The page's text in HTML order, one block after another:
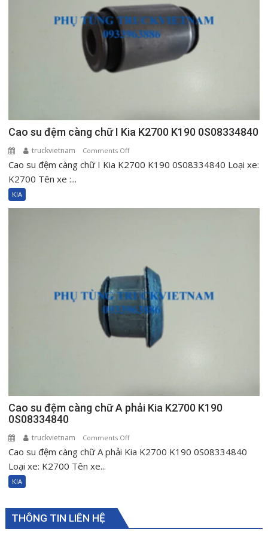
Cao su đệm càng chữ I Kia K2700 K190 0S08334840
truckvietnam Comments Offon
Cao
K190
0S08334840
Cao su đệm càng chữ I Kia K2700 K190 0S08334840 Loại xe:
K2700 Tên xe :...
KIA
Cao su đệm càng chữ A phải Kia K2700 K190
0S08334840
truckvietnam Comments Offon
Cao
phải
Cao su đệm càng chữ A phải Kia K2700 K190 0S08334840
Loại xe: K2700 Tên xe...
KIA
THÔNG TIN LIÊN HỆ